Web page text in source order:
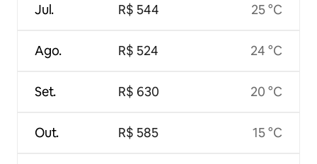
Jul.
Ago.
Set.
Out.
R$ 544
R$ 524
R$ 630
R$ 585
25 °C
24 °C
20 °C
15 °C